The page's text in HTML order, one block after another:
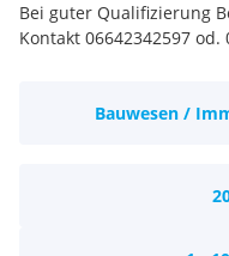
Bei guter Qualifizierung
Kontakt 06642342597 od.
Bauwesen /